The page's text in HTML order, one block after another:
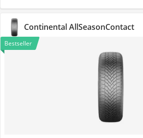
Continental AllSeasonContact
Bestseller